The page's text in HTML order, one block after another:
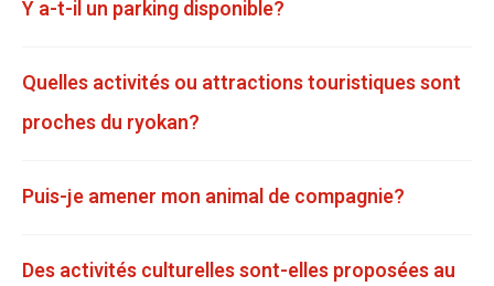
Y a-t-il un parking disponible?
Quelles activités ou attractions touristiques sont
proches du ryokan?
Puis-je amener mon animal de compagnie?
Des activités culturelles sont-elles proposées au